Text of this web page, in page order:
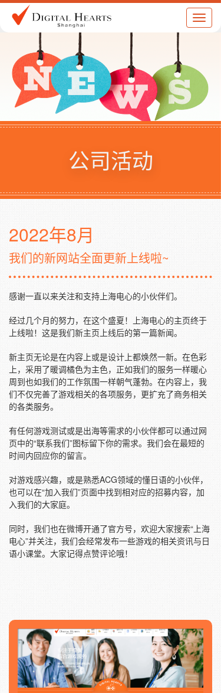
Toggle
公司活动
2022年8月
我们的新网站全面更新上线啦~
感谢一直以来关注和支持上海电心的小伙伴们。
经过几个月的努力，在这个盛夏！上海电心的主页终于
上线啦！这是我们新主页上线后的第一篇新闻。
新主页无论是在内容上或是设计上都焕然一新。在色彩
上，采用了暖调橘色为主色，正如我们的服务一样暖心
周到也如我们的工作氛围一样朝气蓬勃。在内容上，我
们不仅完善了游戏相关的各项服务，更扩充了商务相关
的各类服务。
有任何游戏测试或是出海等需求的小伙伴都可以通过网
页中的“联系我们”图标留下你的需求。我们会在最短的
时间内回应你的留言。
对游戏感兴趣，或是熟悉ACG领域的懂日语的小伙伴，
也可以在“加入我们”页面中找到相对应的招募内容，加
入我们的大家庭。
同时，我们也在微博开通了官方号，欢迎大家搜索“上海
电心”并关注，我们会经常发布一些游戏的相关资讯与日
语小课堂。大家记得点赞评论哦！